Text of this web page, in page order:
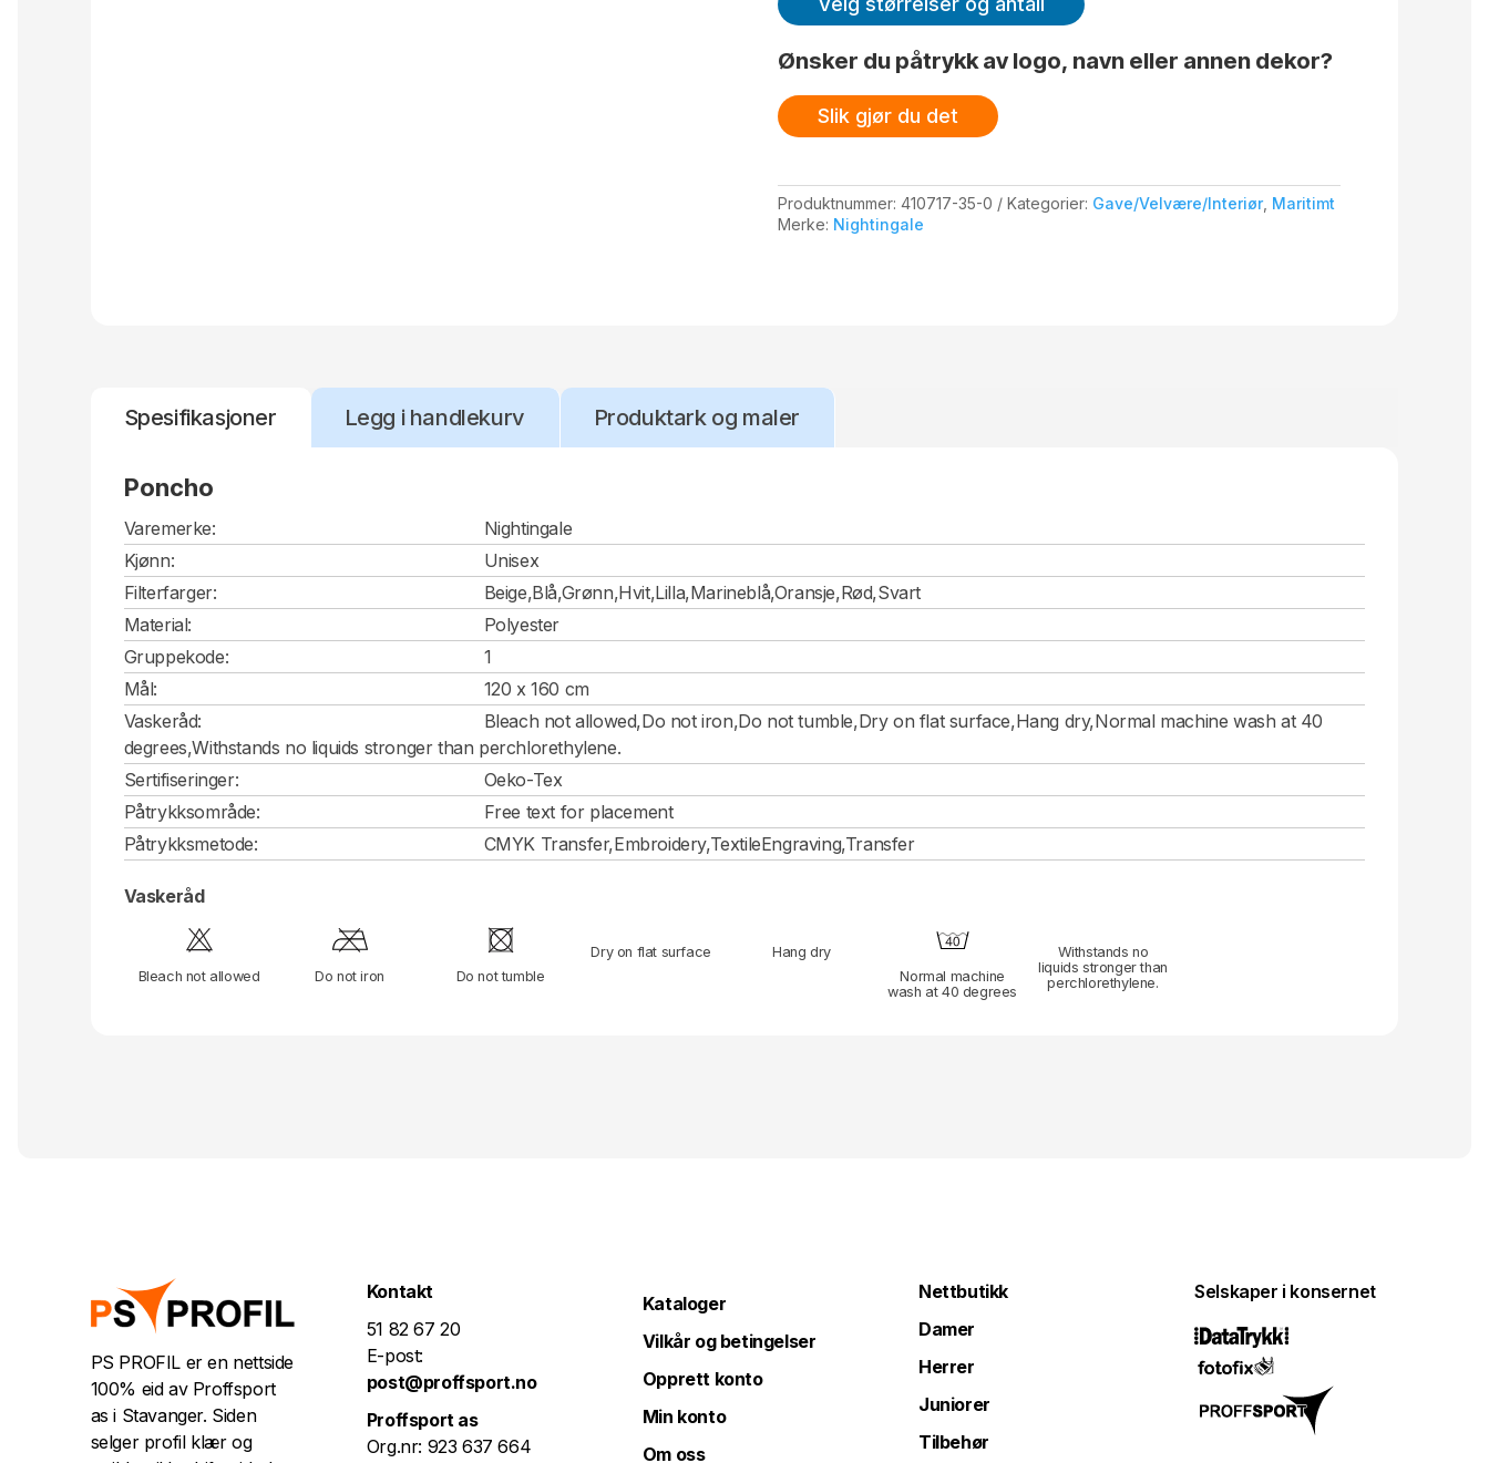
Ønsker du påtrykk av logo, navn eller annen dekor?
Slik gjør du det
Produktnummer: 410717-35-0 Kategorier: Gave/Velvære/Interiør, Maritimt
Merke: Nightingale
Spesifikasjoner Legg i handlekurv Produktark og maler
Poncho
Varemerke:
Nightingale
Kjønn:
Unisex
Filterfarger:
Beige,Blå,Grønn,Hvit,Lilla,Marineblå,Oransje,Rød,Svart
Material:
Polyester
Gruppekode:
1
Mål:
120 x 160 cm
Vaskeråd:
Bleach not allowed,Do not iron,Do not tumble,Dry on flat surface,Hang dry,Normal machine wash at 40
degrees,Withstands no liquids stronger than perchlorethylene.
Sertifiseringer:
Oeko-Tex
Påtrykksområde:
Free text for placement
Påtrykksmetode:
CMYK Transfer,Embroidery,TextileEngraving,Transfer
Vaskeråd
Bleach not allowed Do not iron Do not tumble
Dry on flat surface
Hang dry
Normal machine
wash at 40 degrees
Withstands no
liquids stronger than
perchlorethylene.
PS PROFIL er en nettside
100% eid av Proffsport
as i Stavanger. Siden
selger profil klær og
Kontakt
51 82 67 20
E-post:
post@proffsport.no
Proffsport as
Org.nr: 923 637 664
Kataloger
Vilkår og betingelser
Opprett konto
Min konto
Om oss
Nettbutikk
Damer
Herrer
Juniorer
Tilbehør
Selskaper i konsernet